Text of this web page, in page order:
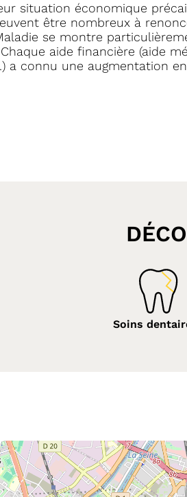
situation économique
être nombreux à
se montre
aide financière (aide
a connu une augmentation
Soins